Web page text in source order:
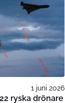
1 juni 2026
ryska drönare